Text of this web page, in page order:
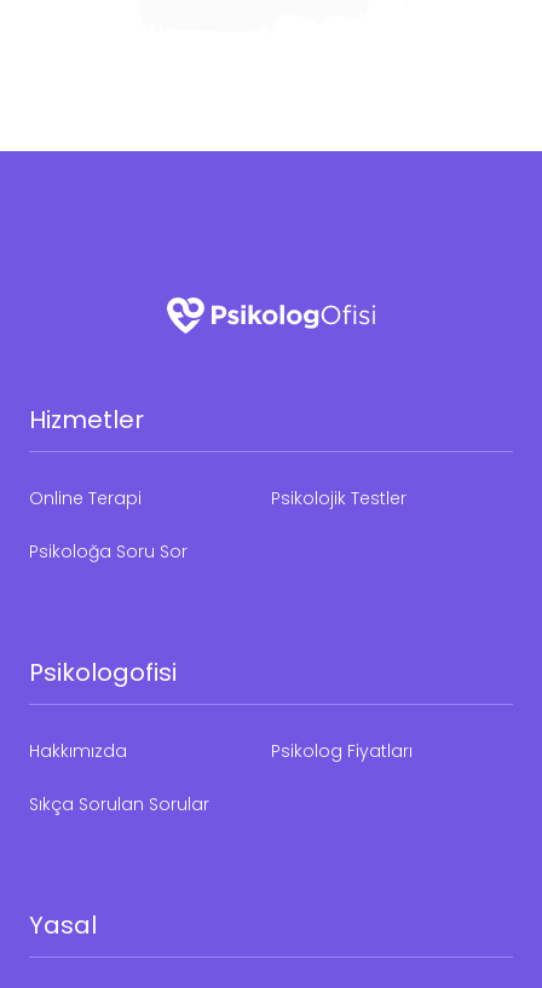
Hizmetler
Online Terapi Psikolojik Testler
Psikoloğa Soru Sor
Psikologofisi
Hakkımızda Psikolog Fiyatları
Sıkça Sorulan Sorular
Yasal